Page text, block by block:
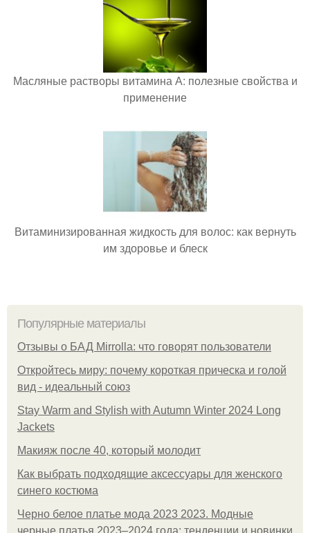
Масляные растворы витамина А: полезные свойства и
применение
Витаминизированная жидкость для волос: как вернуть
им здоровье и блеск
Популярные материалы
Отзывы о БАД Mirrolla: что говорят пользователи
Откройтесь миру: почему короткая прическа и голой
вид - идеальный союз
Stay Warm and Stylish with Autumn Winter 2024 Long
Jackets
Макияж после 40, который молодит
Как выбрать подходящие аксессуары для женского
синего костюма
Черно белое платье мода 2023 2023. Модные
черные платья 2023–2024 года: тенденции и новинки